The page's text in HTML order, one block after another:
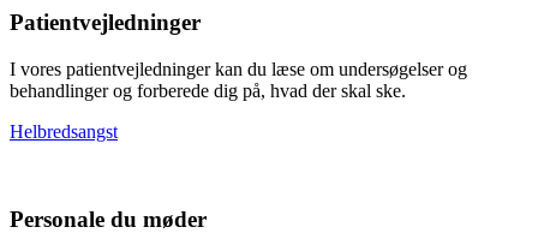
Patientvejledninger
I vores patientvejledninger kan du læse om undersøgelser og
behandlinger og forberede dig på, hvad der skal ske.
Helbredsangst
Personale du møder